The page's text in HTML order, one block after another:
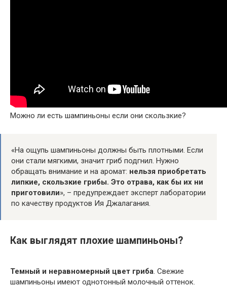
Можно ли есть шампиньоны если они скользкие?
«На ощупь шампиньоны должны быть плотными. Если
они стали мягкими, значит гриб подгнил. Нужно
обращать внимание и на аромат: нельзя приобретать
липкие, скользкие грибы. Это отрава, как бы их ни
приготовили», – предупреждает эксперт лаборатории
по качеству продуктов Ия Джалагания.
Как выглядят плохие шампиньоны?
Темный и неравномерный цвет гриба . Свежие
шампиньоны имеют однотонный молочный оттенок.